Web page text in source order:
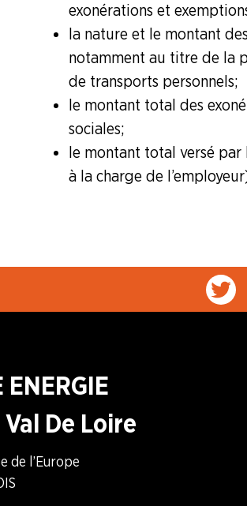
exonérations et
la nature et le montant
notamment au titre de la
de transports personnels ;
le montant total des
sociales ;
le montant total versé
à la charge de
ENERGIE
De Loire
de l’Europe